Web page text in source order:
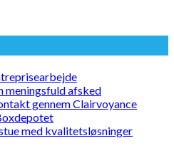
meningsfuld afsked
gennem Clairvoyance
med kvalitetsløsninger